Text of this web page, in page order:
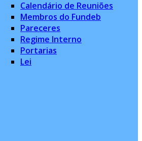
Calendário de Reuniões
Membros do Fundeb
Pareceres
Regime Interno
Portarias
Lei